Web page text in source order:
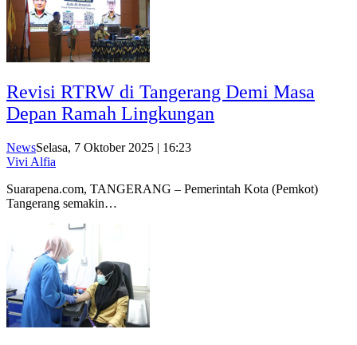
Revisi RTRW di Tangerang Demi Masa
Depan Ramah Lingkungan
NewsSelasa, 7 Oktober 2025 | 16:23
Vivi Alfia
Suarapena.com, TANGERANG – Pemerintah Kota (Pemkot)
Tangerang semakin…